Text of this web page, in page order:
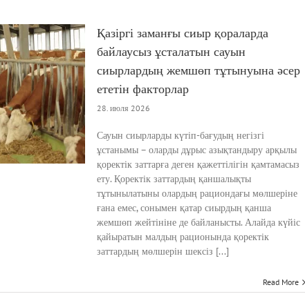
Қазіргі заманғы сиыр қораларда
байлаусыз ұсталатын сауын
сиырлардың жемшөп тұтынуына әсер
ететін факторлар
28. июля 2026
Сауын сиырларды күтіп-бағудың негізгі
ұстанымы – оларды дұрыс азықтандыру арқылы
қоректік заттарға деген қажеттілігін қамтамасыз
ету. Қоректік заттардың қаншалықты
тұтынылатыны олардың рациондағы мөлшеріне
ғана емес, сонымен қатар сиырдың қанша
жемшөп жейтініне де байланысты. Алайда күйіс
қайыратын малдың рационында қоректік
заттардың мөлшерін шексіз [...]
Read More